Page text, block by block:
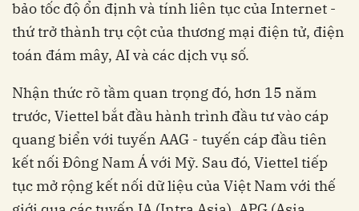
bảo tốc độ ổn định và tính liên tục của Internet -
thứ trở thành trụ cột của thương mại điện tử, điện
toán đám mây, AI và các dịch vụ số.
Nhận thức rõ tầm quan trọng đó, hơn 15 năm
trước, Viettel bắt đầu hành trình đầu tư vào cáp
quang biển với tuyến AAG - tuyến cáp đầu tiên
kết nối Đông Nam Á với Mỹ. Sau đó, Viettel tiếp
tục mở rộng kết nối dữ liệu của Việt Nam với thế